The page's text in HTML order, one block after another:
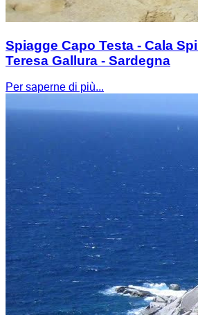
Spiagge Capo Testa - Cala
Teresa Gallura - Sardegna
Per saperne di più...